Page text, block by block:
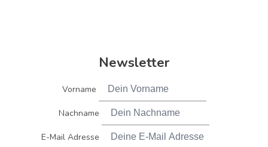
Newsletter
Vorname
Nachname
E-Mail Adresse